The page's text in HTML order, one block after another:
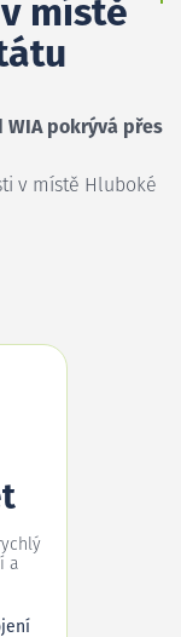
místě
WIA pokrývá přes
v místě Hluboké
a